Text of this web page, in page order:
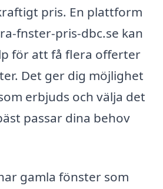
pris. En plattform
fnster-pris-dbc.se kan
för att få flera offerter
Det ger dig möjlighet
erbjuds och välja det
passar dina behov
gamla fönster som